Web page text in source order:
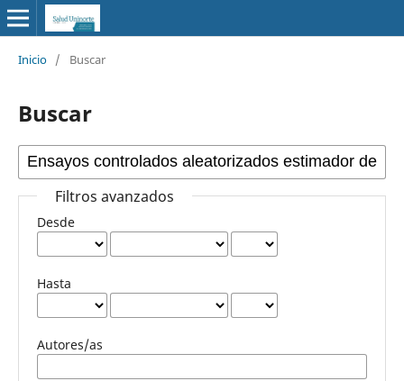
Inicio / Buscar
Buscar
Filtros avanzados
Desde
Hasta
Autores/as